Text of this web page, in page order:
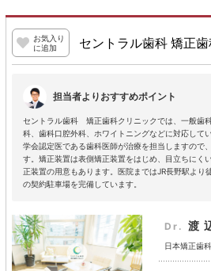
お気入り
に追加
セントラル歯科 矯正
担当者よりおすすめポイント
セントラル歯科 矯正歯科クリニックでは、一般歯
科、歯科口腔外科、ホワイトニングなどに対応して
学会認定医である歯科医師が治療を担当しますので
す。矯正装置は表側矯正装置をはじめ、目立ちにく
正装置の用意もあります。医院まではJR長野駅より
の契約駐車場を完備しています。
Dr. 渡
日本矯正歯